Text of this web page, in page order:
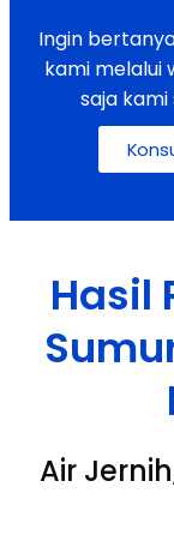
Ingin
kami melalui
saja
Hasil
Air